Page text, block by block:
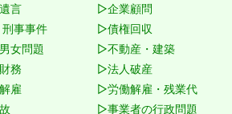
言
事事件
女問題
務
雇
▷企業顧問
▷債権回収
▷不動産・建築
▷法人破産
▷労働解雇・残業代
▷事業者の行政問題